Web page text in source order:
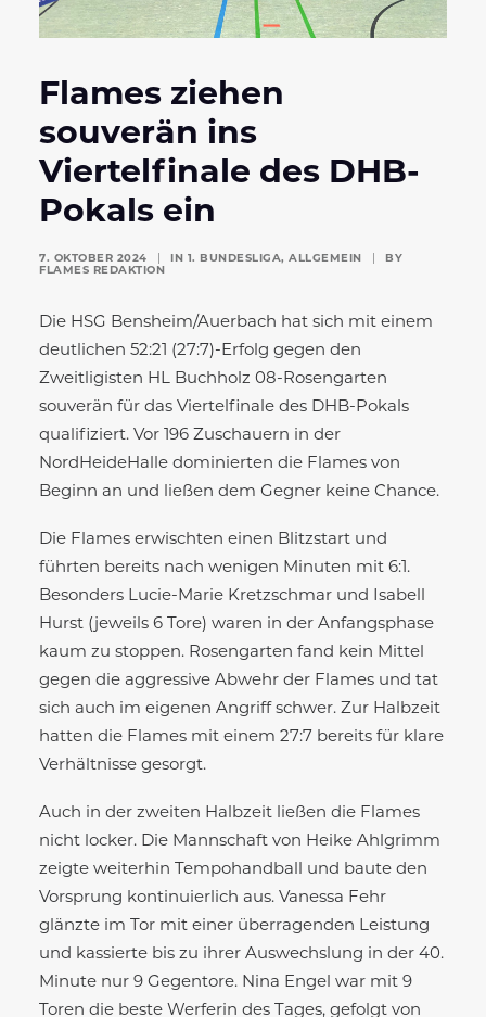
Flames ziehen
souverän ins
Viertelfinale des DHB-
Pokals ein
7. OKTOBER 2024 IN 1. BUNDESLIGA, ALLGEMEIN
BY
FLAMES REDAKTION
Die HSG Bensheim/Auerbach hat sich mit einem
deutlichen 52:21 (27:7)-Erfolg gegen den
Zweitligisten HL Buchholz 08-Rosengarten
souverän für das Viertelfinale des DHB-Pokals
qualifiziert. Vor 196 Zuschauern in der
NordHeideHalle dominierten die Flames von
Beginn an und ließen dem Gegner keine Chance.
Die Flames erwischten einen Blitzstart und
führten bereits nach wenigen Minuten mit 6:1.
Besonders Lucie-Marie Kretzschmar und Isabell
Hurst (jeweils 6 Tore) waren in der Anfangsphase
kaum zu stoppen. Rosengarten fand kein Mittel
gegen die aggressive Abwehr der Flames und tat
sich auch im eigenen Angriff schwer. Zur Halbzeit
hatten die Flames mit einem 27:7 bereits für klare
Verhältnisse gesorgt.
Auch in der zweiten Halbzeit ließen die Flames
nicht locker. Die Mannschaft von Heike Ahlgrimm
zeigte weiterhin Tempohandball und baute den
Vorsprung kontinuierlich aus. Vanessa Fehr
glänzte im Tor mit einer überragenden Leistung
und kassierte bis zu ihrer Auswechslung in der 40.
Minute nur 9 Gegentore. Nina Engel war mit 9
Toren die beste Werferin des Tages, gefolgt von